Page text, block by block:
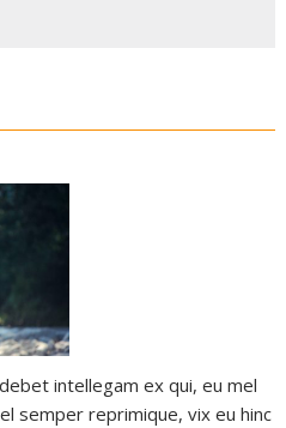
intellegam ex qui, eu mel
semper reprimique, vix eu hinc